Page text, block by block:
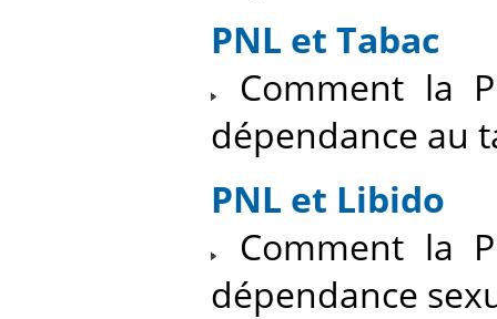
PNL et Tabac
Comment la
dépendance au
PNL et Libido
Comment la
dépendance